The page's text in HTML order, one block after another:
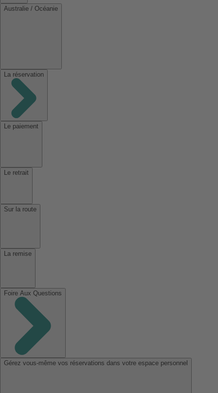
Australie / Océanie
La réservation
Le paiement
Le retrait
Sur la route
La remise
Foire Aux Questions
Gérez vous-même vos réservations dans votre espace personnel